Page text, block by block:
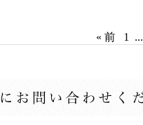
« 前 1 ...